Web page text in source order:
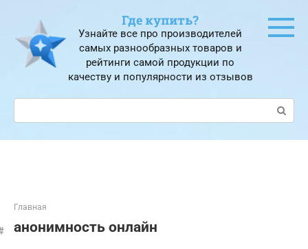
контенту
Где купить?
Узнайте все про производителей
самых разнообразных товаров и
рейтинги самой продукции по
качеству и популярности из отзывов
Поиск:
Главная
анонимность онлайн